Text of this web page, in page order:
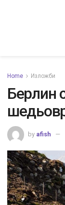
Home Изложби
Берлин
by afish